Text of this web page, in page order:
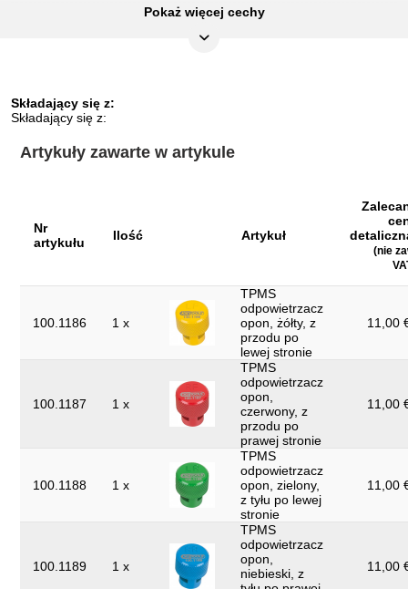
Wysokość opakowania mm:Pokaż więcej cechy
Składający się z:
Składający się z:
Artykuły zawarte w artykule
Nr
artykułu
Ilość Artykuł
(nie
100.1186 1 x
TPMS
odpowietrzacz
opon, żółty, z
przodu po
lewej stronie
11,00
100.1187 1 x
TPMS
odpowietrzacz
opon,
czerwony, z
przodu po
prawej stronie
11,00
100.1188 1 x
TPMS
odpowietrzacz
opon, zielony,
z tyłu po lewej
stronie
11,00
100.1189 1 x
TPMS
odpowietrzacz
opon,
niebieski, z
11,00